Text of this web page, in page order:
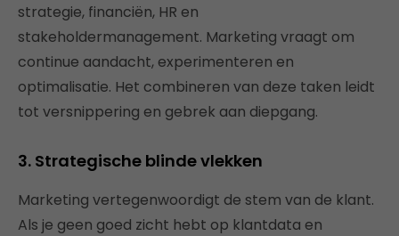
strategie, financiën, HR en
stakeholdermanagement. Marketing vraagt om
continue aandacht, experimenteren en
optimalisatie. Het combineren van deze taken leidt
tot versnippering en gebrek aan diepgang.
3. Strategische blinde vlekken
Marketing vertegenwoordigt de stem van de klant.
Als je geen goed zicht hebt op klantdata en